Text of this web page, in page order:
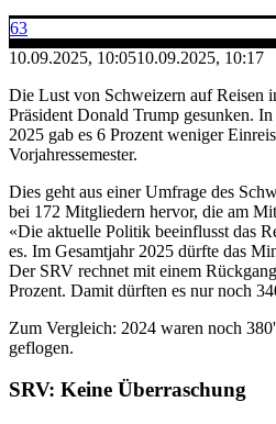
63
10.09.2025, 10:0510.09.2025, 10:17
Die Lust von Schweizern auf Reisen
Präsident Donald Trump gesunken. In
2025 gab es 6 Prozent weniger
Vorjahressemester.
Dies geht aus einer Umfrage des
bei 172 Mitgliedern hervor, die am
«Die aktuelle Politik beeinflusst das
es. Im Gesamtjahr 2025 dürfte das
Der SRV rechnet mit einem
Prozent. Damit dürften es nur noch
Zum Vergleich: 2024 waren noch
geflogen.
SRV: Keine Überraschung